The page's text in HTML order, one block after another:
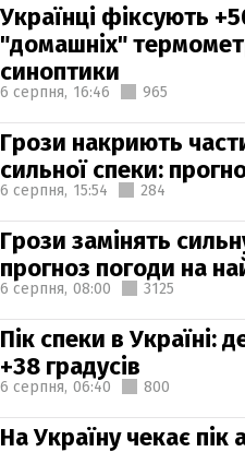
Українці фіксують
"домашніх"
синоптики
6 серпня, 16:46 965
Грози накриють
сильної спеки:
6 серпня, 15:54 284
Грози замінять
прогноз погоди на
6 серпня, 08:00 3125
Пік спеки в Україні:
+38 градусів
6 серпня, 06:40 800
На Україну чекає